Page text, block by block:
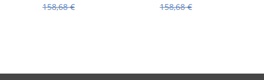
158,68 €
158,68 €